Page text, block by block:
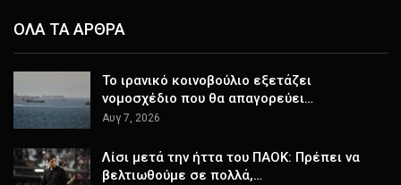
ΟΛΑ ΤΑ ΑΡΘΡΑ
Το ιρανικό κοινοβούλιο εξετάζει
νομοσχέδιο που θα απαγορεύει…
Αυγ 7, 2026
Λίσι μετά την ήττα του ΠΑΟΚ: Πρέπει να
βελτιωθούμε σε πολλά,…